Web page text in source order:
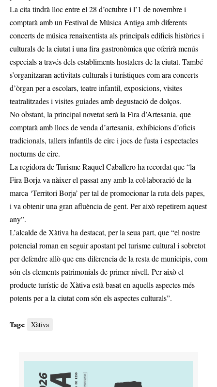
La cita tindrà lloc entre el 28 d’octubre i l’1 de novembre i
comptarà amb un Festival de Música Antiga amb diferents
concerts de música renaixentista als principals edificis històrics i
culturals de la ciutat i una fira gastronòmica que oferirà menús
especials a través dels establiments hostalers de la ciutat. També
s’organitzaran activitats culturals i turístiques com ara concerts
d’òrgan per a escolars, teatre infantil, exposicions, visites
teatralitzades i visites guiades amb degustació de dolços.
No obstant, la principal novetat serà la Fira d’Artesania, que
comptarà amb llocs de venda d’artesania, exhibicions d’oficis
tradicionals, tallers infantils de circ i jocs de fusta i espectacles
nocturns de circ.
La regidora de Turisme Raquel Caballero ha recordat que “la
Fira Borja va nàixer el passat any amb la col·laboració de la
marca ‘Territori Borja’ per tal de promocionar la ruta dels papes,
i va obtenir una gran afluència de gent. Per això repetirem aquest
any”.
L’alcalde de Xàtiva ha destacat, per la seua part, que “el nostre
potencial roman en seguir apostant pel turisme cultural i sobretot
per defendre allò que ens diferencia de la resta de municipis, com
són els elements patrimonials de primer nivell. Per això el
producte turístic de Xàtiva està basat en aquells aspectes més
potents per a la ciutat com són els aspectes culturals”.
Tags: Xàtiva